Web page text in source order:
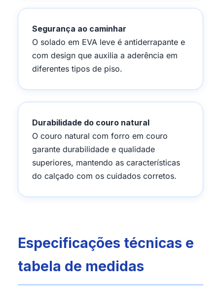
Segurança ao caminhar
O solado em EVA leve é antiderrapante e
com design que auxilia a aderência em
diferentes tipos de piso.
Durabilidade do couro natural
O couro natural com forro em couro
garante durabilidade e qualidade
superiores, mantendo as características
do calçado com os cuidados corretos.
Especificações técnicas e
tabela de medidas